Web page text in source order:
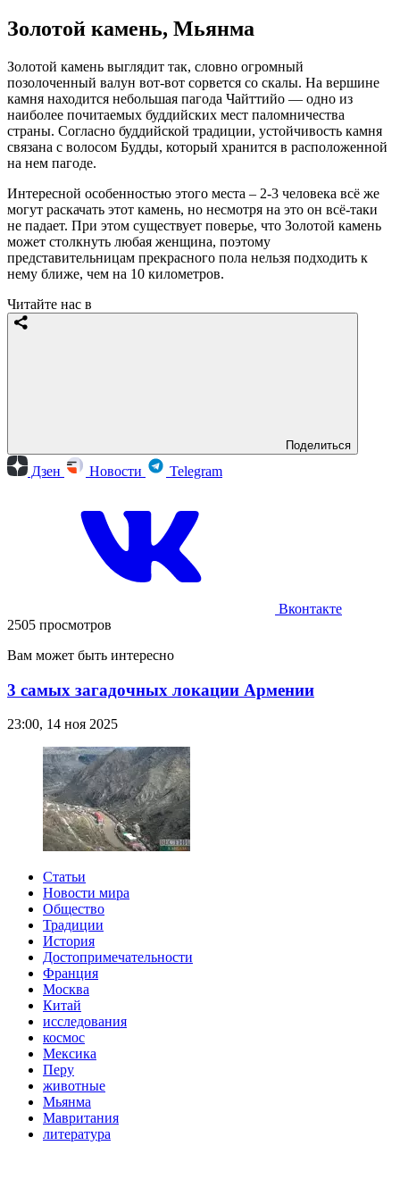
Золотой камень, Мьянма
Золотой камень выглядит так, словно огромный
позолоченный валун вот-вот сорвется со скалы. На вершине
камня находится небольшая пагода Чайттийо — одно из
наиболее почитаемых буддийских мест паломничества
страны. Согласно буддийской традиции, устойчивость камня
связана с волосом Будды, который хранится в расположенной
на нем пагоде.
Интересной особенностью этого места – 2-3 человека всё же
могут раскачать этот камень, но несмотря на это он всё-таки
не падает. При этом существует поверье, что Золотой камень
может столкнуть любая женщина, поэтому
представительницам прекрасного пола нельзя подходить к
нему ближе, чем на 10 километров.
Читайте нас в
Поделиться
Дзен Новости Telegram
Вконтакте
2505 просмотров
Вам может быть интересно
3 самых загадочных локации Армении
23:00, 14 ноя 2025
Статьи
Новости мира
Общество
Традиции
История
Достопримечательности
Франция
Москва
Китай
исследования
космос
Мексика
Перу
животные
Мьянма
Мавритания
литература